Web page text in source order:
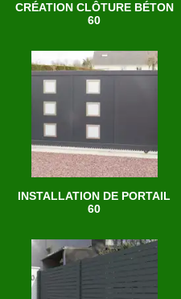
CRÉATION CLÔTURE BÉTON
60
INSTALLATION DE PORTAIL
60